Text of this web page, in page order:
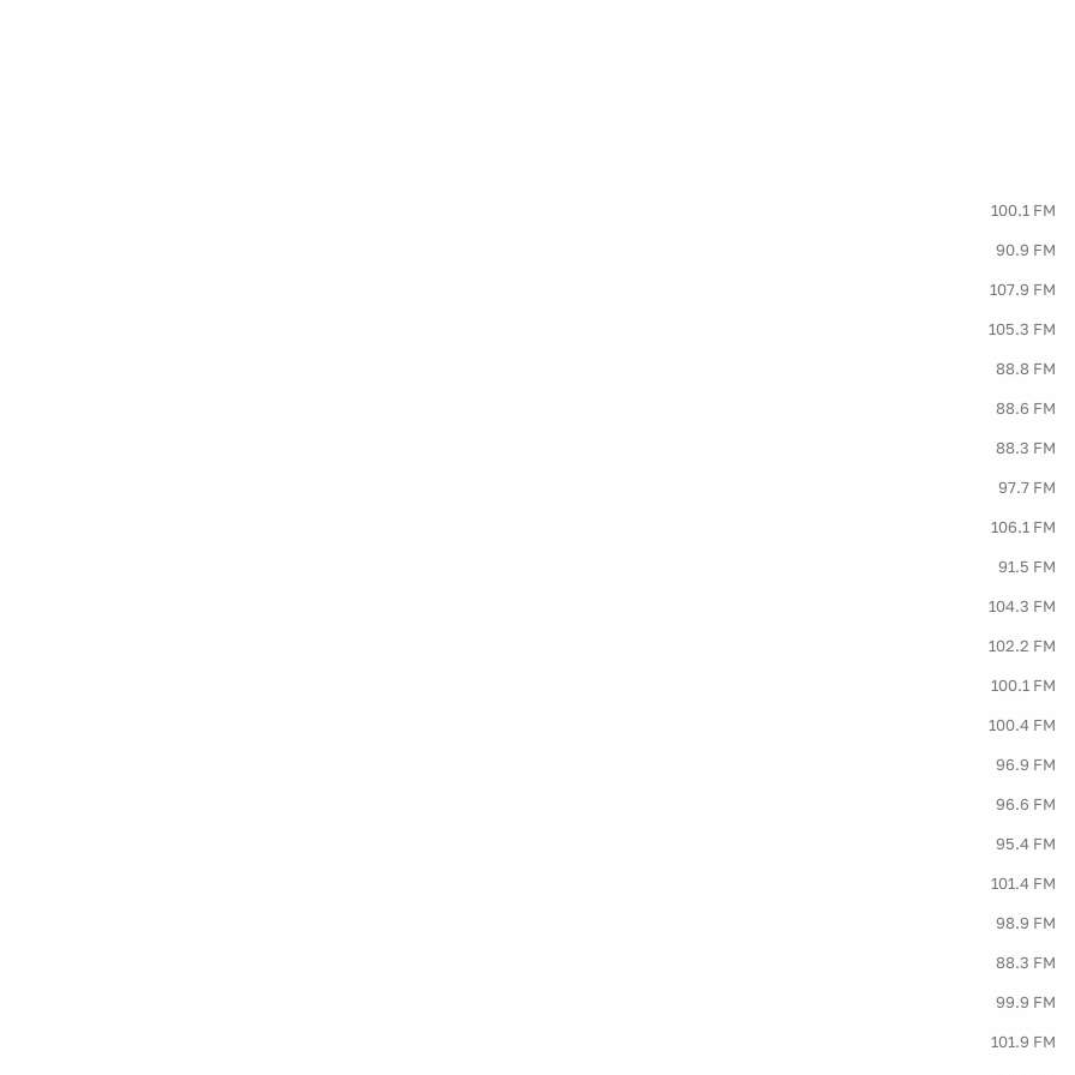
100.1 FM
90.9 FM
107.9 FM
105.3 FM
88.8 FM
88.6 FM
88.3 FM
97.7 FM
106.1 FM
91.5 FM
104.3 FM
102.2 FM
100.1 FM
100.4 FM
96.9 FM
96.6 FM
95.4 FM
101.4 FM
98.9 FM
88.3 FM
99.9 FM
101.9 FM